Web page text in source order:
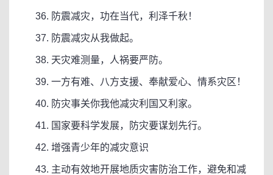
36. 防震减灾，功在当代，利泽千秋！
37. 防震减灾从我做起。
38. 天灾难测量，人祸要严防。
39. 一方有难、八方支援、奉献爱心、情系灾区！
40. 防灾事关你我他减灾利国又利家。
41. 国家要科学发展，防灾要谋划先行。
42. 增强青少年的减灾意识
43. 主动有效地开展地质灾害防治工作，避免和减